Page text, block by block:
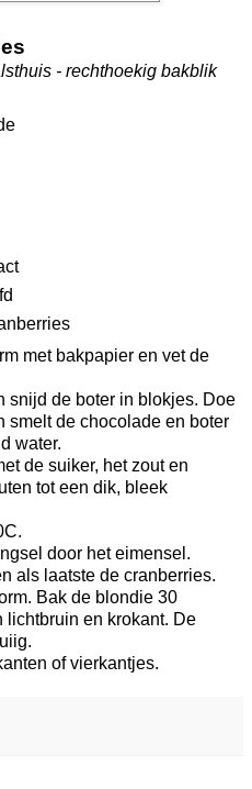
- rechthoekig bakblik
met bakpapier en vet de
snijd de boter in blokjes. Doe
smelt de chocolade en boter
water.
de suiker, het zout en
tot een dik, bleek
door het eimensel.
als laatste de cranberries.
Bak de blondie 30
lichtbruin en krokant. De
of vierkantjes.